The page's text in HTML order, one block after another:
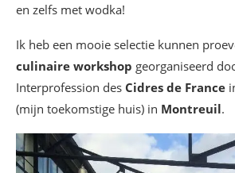
en zelfs met wodka!
Ik heb een mooie selectie kunnen
culinaire workshop georganiseerd
Interprofession des Cidres de France
(mijn toekomstige huis) in Montreuil.